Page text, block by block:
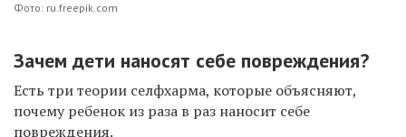
Фото: ru.freepik.com
Зачем дети наносят себе повреждения?
Есть три теории селфхарма, которые объясняют,
почему ребенок из раза в раз наносит себе
повреждения.